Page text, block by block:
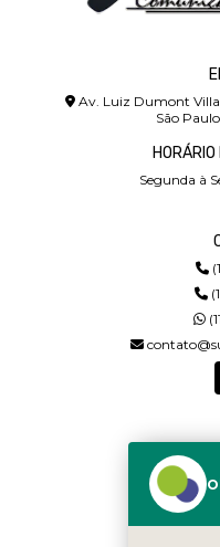
Av. Luiz Dumont
São
Segunda à